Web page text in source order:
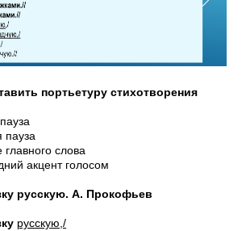
портьетуру стихотворения
пауза
слова
акцент голосом
русскую. А. Прокофьев
русскую,/